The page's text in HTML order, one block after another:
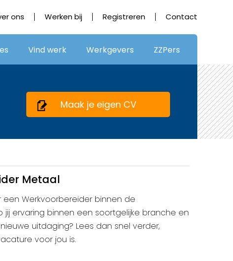
ons Werken bij Registreren Contact
Vind werk Werkgevers ZZPers
Maak je eigen CV
Metaal
een Werkvoorbereider binnen de
jij ervaring binnen een soortgelijke branche en
uitdaging? Lees dan snel verder,
voor jou is.